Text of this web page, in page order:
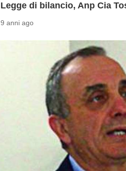
Legge di bilancio, Anp Cia
9 anni ago